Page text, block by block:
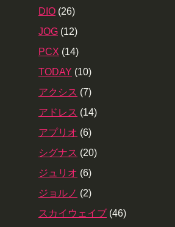
DIO (26)
JOG (12)
PCX (14)
TODAY (10)
アクシス (7)
アドレス (14)
アプリオ (6)
シグナス (20)
ジュリオ (6)
ジョルノ (2)
スカイウェイブ (46)